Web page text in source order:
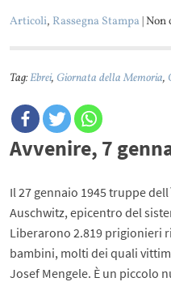
Articoli, Rassegna Stampa| Non
Tag:Ebrei, Giornata della Memoria,
Avvenire, 7
Il 27 gennaio 1945 truppe
Auschwitz, epicentro del
Liberarono 2.819 prigionieri
bambini, molti dei quali
Josef Mengele. È un piccolo